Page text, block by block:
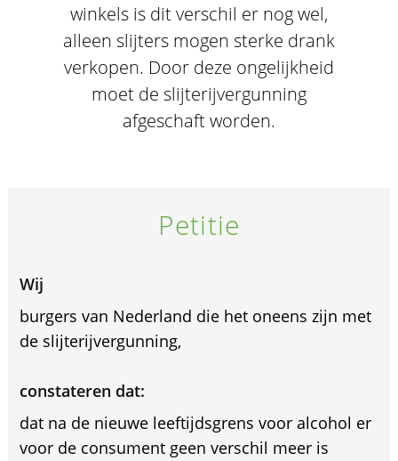
winkels is dit verschil er nog wel,
alleen slijters mogen sterke drank
verkopen. Door deze ongelijkheid
moet de slijterijvergunning
afgeschaft worden.
Petitie
Wij
burgers van Nederland die het oneens zijn met
de slijterijvergunning,
constateren dat:
dat na de nieuwe leeftijdsgrens voor alcohol er
voor de consument geen verschil meer is